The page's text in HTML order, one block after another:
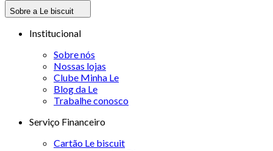
Sobre a Le biscuit
Institucional
Sobre nós
Nossas lojas
Clube Minha Le
Blog da Le
Trabalhe conosco
Serviço Financeiro
Cartão Le biscuit